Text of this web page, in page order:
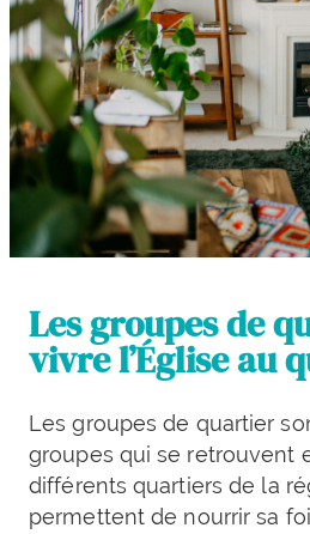
Les groupes de
vivre l’Église au
Les groupes de quartier
groupes qui se retrouvent
différents quartiers de la
permettent de nourrir sa